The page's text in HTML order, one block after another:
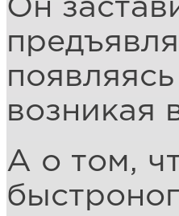
Он
возникая
А о том,